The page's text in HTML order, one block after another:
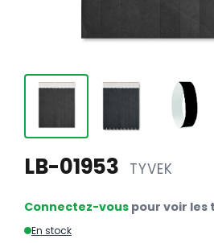
Calendriers bancaires
Enveloppes
Sous-mains
Chemises
LB-01953 TYVEK
Connectez-vous pour voir les
En stock